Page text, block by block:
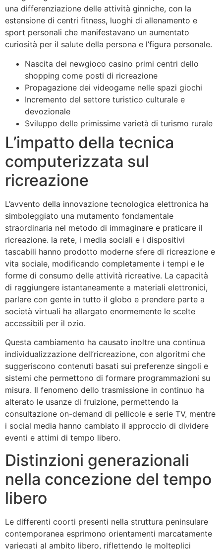
una differenziazione delle attività ginniche, con la
estensione di centri fitness, luoghi di allenamento e
sport personali che manifestavano un aumentato
curiosità per il salute della persona e l’figura personale.
Nascita dei newgioco casino primi centri dello
shopping come posti di ricreazione
Propagazione dei videogame nelle spazi giochi
Incremento del settore turistico culturale e
devozionale
Sviluppo delle primissime varietà di turismo rurale
L’impatto della tecnica
computerizzata sul
ricreazione
L’avvento della innovazione tecnologica elettronica ha
simboleggiato una mutamento fondamentale
straordinaria nel metodo di immaginare e praticare il
ricreazione. la rete, i media sociali e i dispositivi
tascabili hanno prodotto moderne sfere di ricreazione e
vita sociale, modificando completamente i tempi e le
forme di consumo delle attività ricreative. La capacità
di raggiungere istantaneamente a materiali elettronici,
parlare con gente in tutto il globo e prendere parte a
società virtuali ha allargato enormemente le scelte
accessibili per il ozio.
Questa cambiamento ha causato inoltre una continua
individualizzazione dell’ricreazione, con algoritmi che
suggeriscono contenuti basati sui preferenze singoli e
sistemi che permettono di formare programmazioni su
misura. Il fenomeno dello trasmissione in continuo ha
alterato le usanze di fruizione, permettendo la
consultazione on-demand di pellicole e serie TV, mentre
i social media hanno cambiato il approccio di dividere
eventi e attimi di tempo libero.
Distinzioni generazionali
nella concezione del tempo
libero
Le differenti coorti presenti nella struttura peninsulare
contemporanea esprimono orientamenti marcatamente
variegati al ambito libero, riflettendo le molteplici